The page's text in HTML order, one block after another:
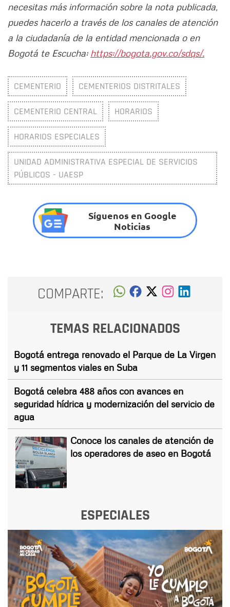
necesitas más información sobre la nota publicada,
puedes hacerlo a través de los canales de atención
a la ciudadanía de la entidad mencionada o en
Bogotá te Escucha: https://bogota.gov.co/sdqs/.
CEMENTERIO CEMENTERIOS DISTRITALES
CEMENTERIO CENTRAL HORARIOS
HORARIOS ESPECIALES
UNIDAD ADMINISTRATIVA ESPECIAL DE SERVICIOS
PÚBLICOS - UAESP
Síguenos en Google
Noticias
COMPARTE:
TEMAS RELACIONADOS
Bogotá entrega renovado el Parque de La Virgen
y 11 segmentos viales en Suba
Bogotá celebra 488 años con avances en
seguridad hídrica y modernización del servicio de
agua
Conoce los canales de atención de
los operadores de aseo en Bogotá
ESPECIALES